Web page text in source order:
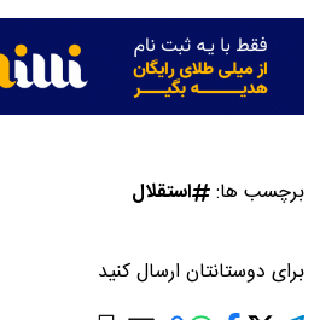
برچسب ها: استقلال
برای دوستانتان ارسال کنید